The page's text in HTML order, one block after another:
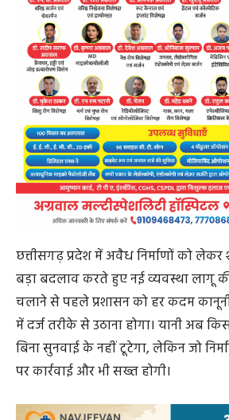
छत्तीसगढ़ प्रदेश में अवैध निर्माणों को
बड़ा बदलाव करते हुए नई व्यवस्था लागू
चलाने से पहले प्रशासन को हर कदम कानूनी,
में दर्ज तरीके से उठाना होगा। यानी अब
बिना सुनवाई के नहीं टूटेगा, लेकिन जो
पर कार्रवाई और भी सख्त होगी।